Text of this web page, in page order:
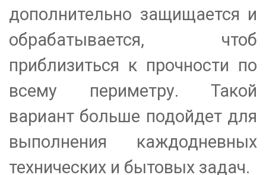
дополнительно защищается и
обрабатывается, чтоб
приблизиться к прочности по
всему периметру. Такой
вариант больше подойдет для
выполнения каждодневных
технических и бытовых задач.